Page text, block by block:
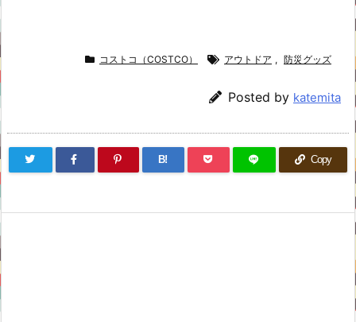
コストコ（COSTCO） アウトドア , 防災グッズ
Posted by katemita
B! Copy